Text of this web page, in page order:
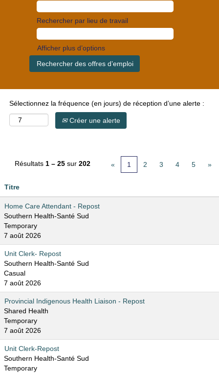
Rechercher par lieu de travail
Afficher plus d’options
Sélectionnez la fréquence (en jours) de réception d’une alerte :
Créer une alerte
Résultats 1 – 25 sur 202 « 1 2 3 4 5 »
Titre
Home Care Attendant - Repost
Southern Health-Santé Sud
Temporary
7 août 2026
Unit Clerk- Repost
Southern Health-Santé Sud
Casual
7 août 2026
Provincial Indigenous Health Liaison - Repost
Shared Health
Temporary
7 août 2026
Unit Clerk-Repost
Southern Health-Santé Sud
Temporary